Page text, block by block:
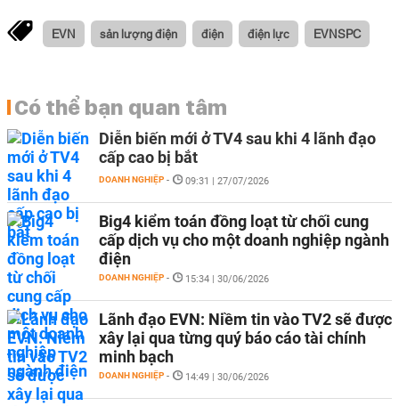
EVN sản lượng điện điện điện lực EVNSPC
Có thể bạn quan tâm
Diễn biến mới ở TV4 sau khi 4 lãnh đạo
cấp cao bị bắt
DOANH NGHIỆP - 09:31 | 27/07/2026
Big4 kiểm toán đồng loạt từ chối cung
cấp dịch vụ cho một doanh nghiệp ngành
điện
DOANH NGHIỆP - 15:34 | 30/06/2026
Lãnh đạo EVN: Niềm tin vào TV2 sẽ được
xây lại qua từng quý báo cáo tài chính
minh bạch
DOANH NGHIỆP - 14:49 | 30/06/2026